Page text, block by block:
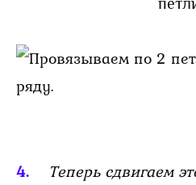
Теперь сдвигаем